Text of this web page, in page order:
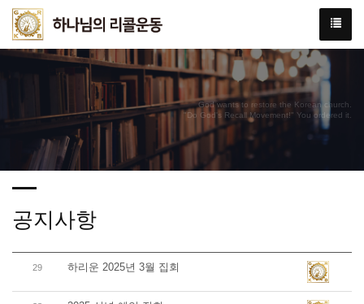
God wants to restore the Korean church.
"Do God's Recall Movement!" You ordered it.
공지사항
29 하리운 2025년 3월 집회